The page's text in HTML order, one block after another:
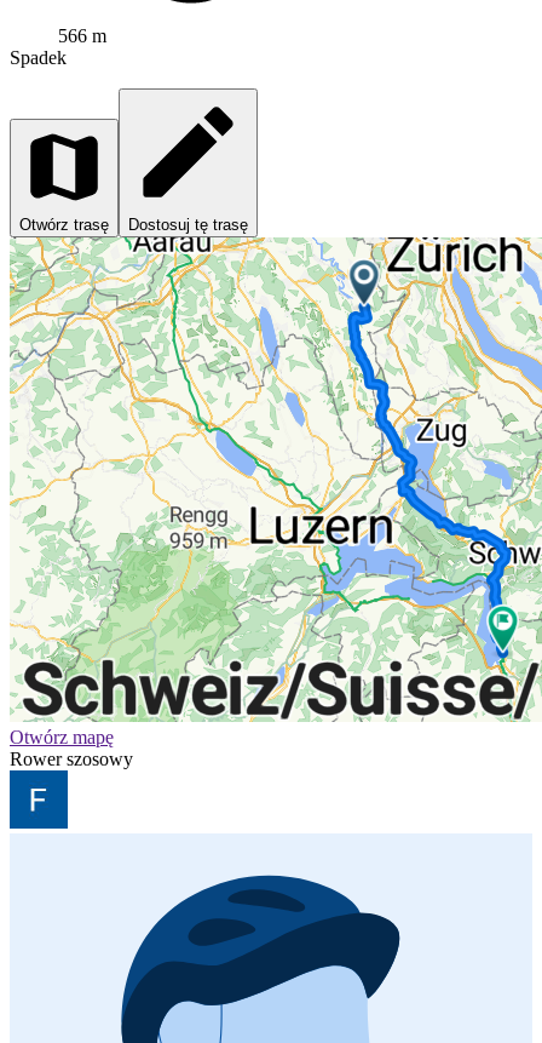
566 m
Spadek
Otwórz trasę Dostosuj tę trasę
Otwórz mapę
Rower szosowy